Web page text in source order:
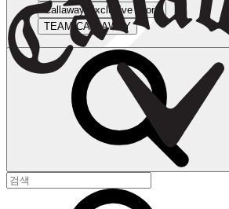
Callaway Exclusive Store
TEAM CALLAWAY